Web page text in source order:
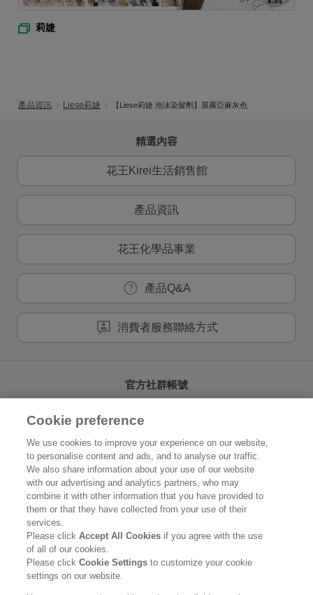
莉婕
產品資訊 Liese莉婕 【Liese莉婕 泡沫染髮劑】晨霧亞麻灰色
精選內容
花王Kirei生活銷售館
產品資訊
花王化學品事業
產品Q&A
消費者服務聯絡方式
官方社群帳號
首頁 關於花王
可持續發展 創新研發
品牌資訊
徵才資訊
使用規範 Social Media Policy
Cookie preference
We use cookies to improve your experience on our website,
to personalise content and ads, and to analyse our traffic.
We also share information about your use of our website
with our advertising and analytics partners, who may
combine it with other information that you have provided to
them or that they have collected from your use of their
services.
Please clickAccept All Cookies if you agree with the use
of all of our cookies.
Please clickCookie Settingsto customize your cookie
settings on our website.